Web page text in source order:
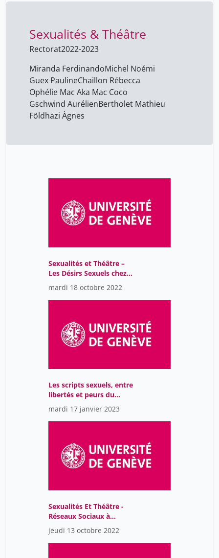
Sexualités & Théâtre
Rectorat2022-2023
Miranda FerdinandoMichel Noémi
Guex PaulineChaillon Rébecca
Ophélie Mac Aka Mac Coco
Gschwind AurélienBertholet Mathieu
Földhazi Àgnes
Sexualités et Théâtre –
Les Désirs Sexuels chez
les Adolescent-es, Entre
Dispositifs Et Tabous
mardi 18 octobre 2022
Les scripts sexuels, entre
libertés et peurs du
désier
mardi 17 janvier 2023
Sexualités Et Théâtre -
Réseaux Sociaux à
l'Adolescence, Entre
désir Et Violence
jeudi 13 octobre 2022